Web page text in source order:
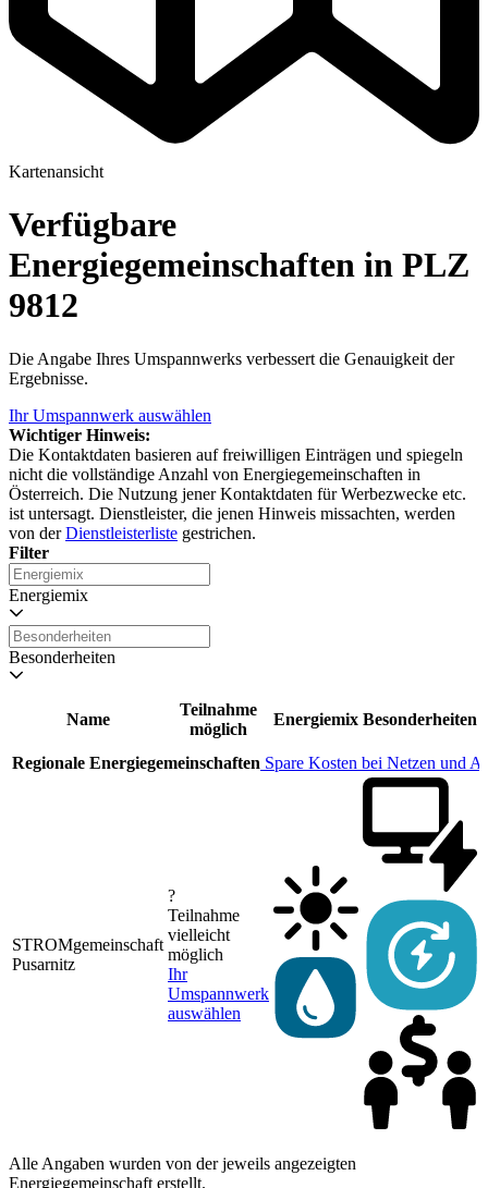
Kartenansicht
Verfügbare
Energiegemeinschaften in PLZ
9812
Die Angabe Ihres Umspannwerks verbessert die Genauigkeit der
Ergebnisse.
Ihr Umspannwerk auswählen
Wichtiger Hinweis:
Die Kontaktdaten basieren auf freiwilligen Einträgen und spiegeln
nicht die vollständige Anzahl von Energiegemeinschaften in
Österreich. Die Nutzung jener Kontaktdaten für Werbezwecke etc.
ist untersagt. Dienstleister, die jenen Hinweis missachten, werden
von derDienstleisterliste gestrichen.
Filter
Energiemix
Besonderheiten
Name
Teilnahme
möglich
Energiemix Besonderheiten
Regionale Energiegemeinschaften Spare Kosten bei Netzen und
STROMgemeinschaft
Pusarnitz
?
Teilnahme
vielleicht
möglich
Ihr
Umspannwerk
auswählen
Alle Angaben wurden von der jeweils angezeigten
Energiegemeinschaft erstellt.